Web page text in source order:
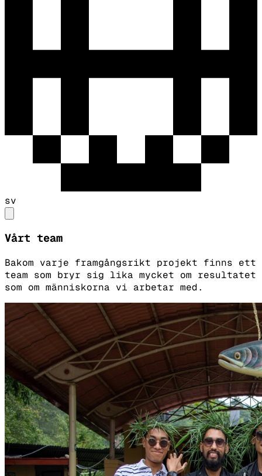
sv
Vårt team
Bakom varje framgångsrikt projekt finns ett
team som bryr sig lika mycket om resultatet
som om människorna vi arbetar med.